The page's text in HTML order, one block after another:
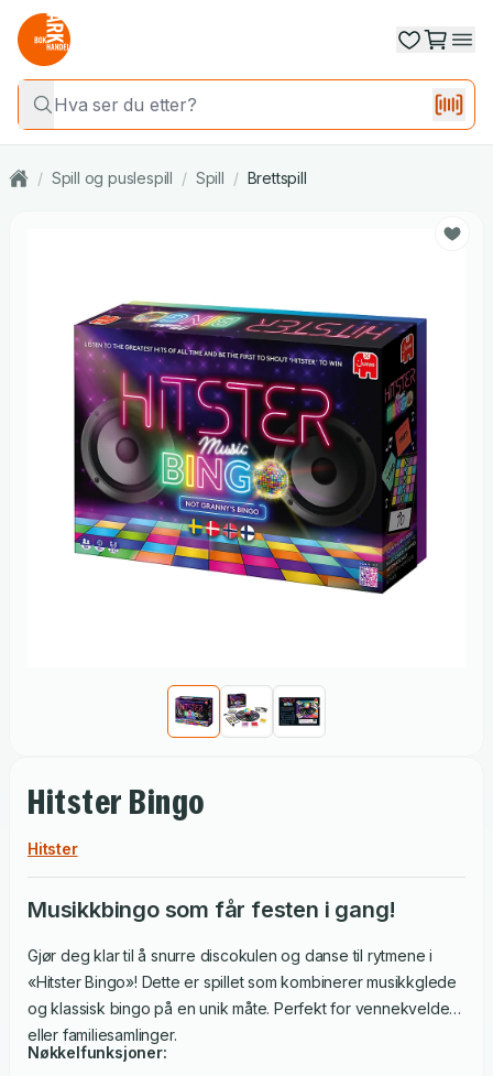
/ Spill og puslespill / Spill / Brettspill
Hitster Bingo
Hitster
Musikkbingo som får festen i gang!
Gjør deg klar til å snurre discokulen og danse til rytmene i
«Hitster Bingo»! Dette er spillet som kombinerer musikkglede
og klassisk bingo på en unik måte. Perfekt for vennekvelder
eller familiesamlinger.
Nøkkelfunksjoner: